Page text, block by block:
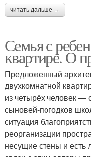
читать дальше →
Семья с
квартире. О
Предложенный
двухкомнатной
из четырёх человек —
сыновей-погодков
ситуация
реорганизации
несущие стены и